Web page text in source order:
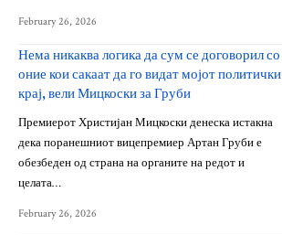
February 26, 2026
Нема никаква логика да сум се договорил со
оние кои сакаат да го видат мојот политички
крај, вели Мицкоски за Груби
Премиерот Христијан Мицкоски денеска истакна
дека поранешниот вицепремиер Артан Груби е
обезбеден од страна на органите на редот и
целата…
February 26, 2026